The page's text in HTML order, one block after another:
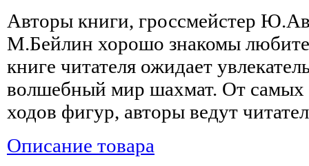
Авторы книги, гроссмейстер
М.Бейлин хорошо знакомы
книге читателя ожидает
волшебный мир шахмат. От самых
ходов фигур, авторы ведут
Описание товара